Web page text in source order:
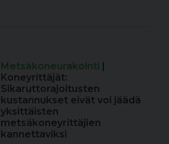
Metsäkoneurakointi |
Koneyrittäjät:
Sikaruttorajoitusten
kustannukset eivät voi jäädä
yksittäisten
metsäkoneyrittäjien
kannettaviksi